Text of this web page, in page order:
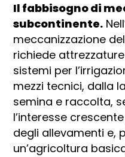
Il fabbisogno di
subcontinente.
meccanizzazione
richiede
sistemi per
mezzi tecnici, dalla
semina e raccolta,
l’interesse
degli allevamenti e,
un’agricoltura